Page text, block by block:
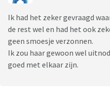
Ik had het zeker gevraagd
de rest wel en had het ook
geen smoesje verzonnen.
Ik zou haar gewoon wel
goed met elkaar zijn.